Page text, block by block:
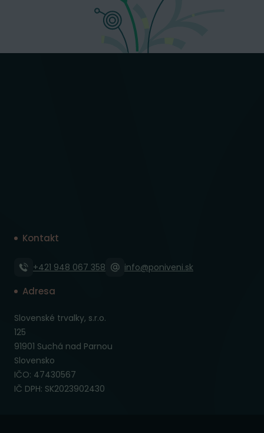
Kontakt
+421 948 067 358 info@poniveni.sk
Adresa
Slovenské trvalky, s.r.o.
125
91901 Suchá nad Parnou
Slovensko
IČO: 47430567
IČ DPH: SK2023902430